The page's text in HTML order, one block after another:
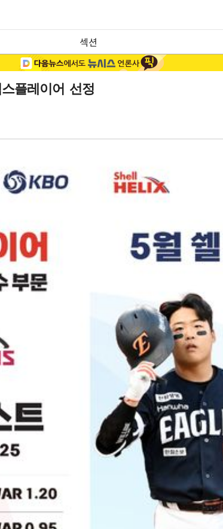
섹션
플레이어 선정